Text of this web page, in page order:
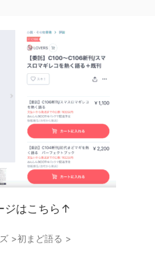
ジはこちら↑
>初まど語る >